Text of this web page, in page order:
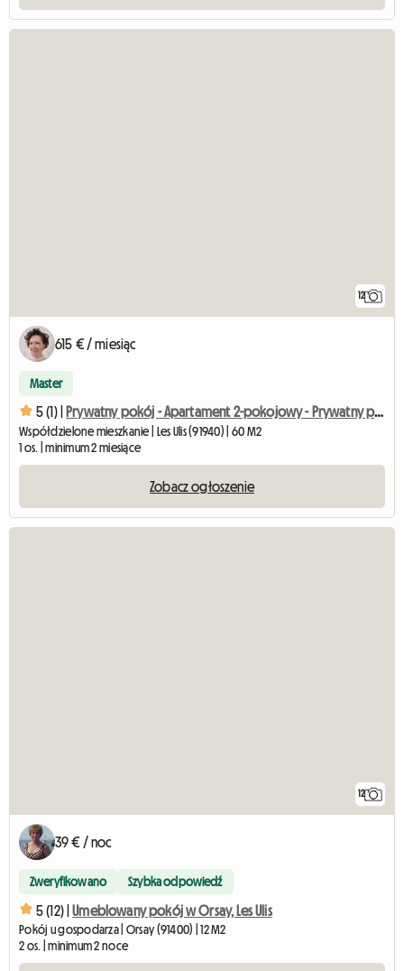
12
615 € / miesiąc
Master
5 (1) | Prywatny pokój - Apartament 2-pokojowy - Prywatny parking
Współdzielone mieszkanie | Les Ulis (91940) | 60 M2
1 os. | minimum 2 miesiące
Zobacz ogłoszenie
12
39 € / noc
Zweryfikowano Szybka odpowiedź
5 (12) | Umeblowany pokój w Orsay, Les Ulis
Pokój u gospodarza | Orsay (91400) | 12 M2
2 os. | minimum 2 noce